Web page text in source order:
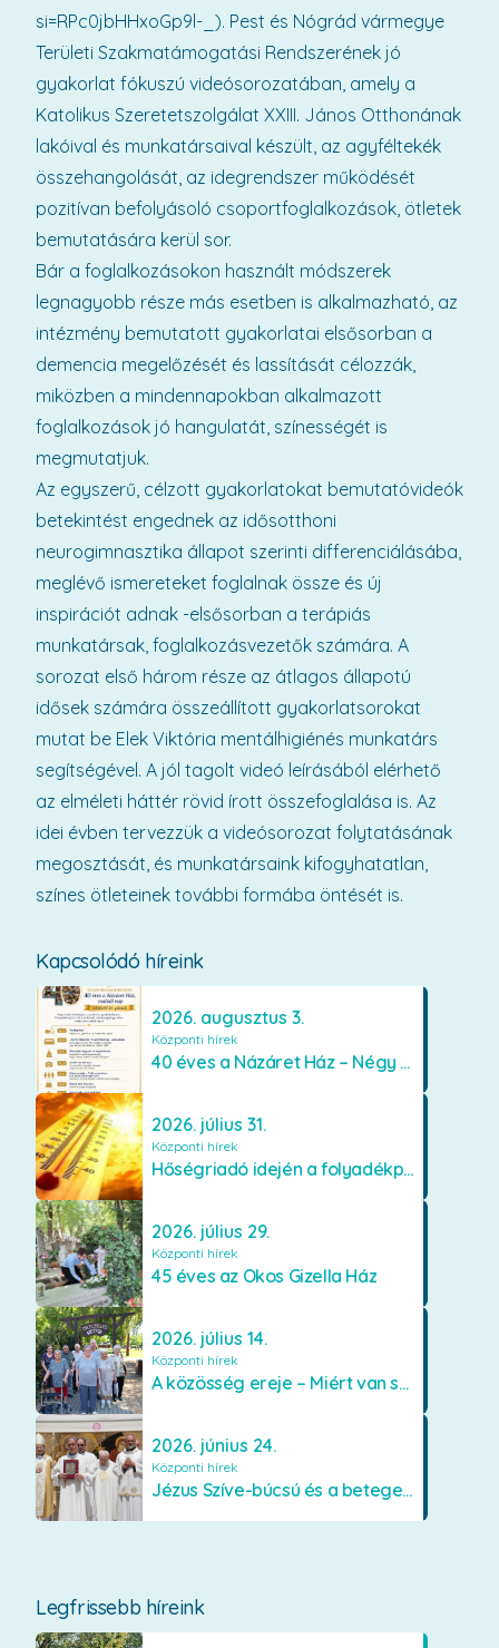
Kapcsolódó híreink
2026. augusztus 3.
Központi hírek
40 éves a Názáret Ház – Négy évtized szeretetben és gondoskodásban
2026. július 31.
Központi hírek
Hőségriadó idején a folyadékpótlás életet menthet
2026. július 29.
Központi hírek
45 éves az Okos Gizella Ház
2026. július 14.
Központi hírek
A közösség ereje – Miért van szükségünk egymásra?
2026. június 24.
Központi hírek
Jézus Szíve-búcsú és a betegek kenetének közösségi kiszolgáltatása Mátraverebély-Szentkúton
Legfrissebb híreink
si=RPc0jbHHxoGp9l-_). Pest és Nógrád vármegye
Területi Szakmatámogatási Rendszerének jó
gyakorlat fókuszú videósorozatában, amely a
Katolikus Szeretetszolgálat XXIII. János Otthonának
lakóival és munkatársaival készült, az agyféltekék
összehangolását, az idegrendszer működését
pozitívan befolyásoló csoportfoglalkozások, ötletek
bemutatására kerül sor.
Bár a foglalkozásokon használt módszerek
legnagyobb része más esetben is alkalmazható, az
intézmény bemutatott gyakorlatai elsősorban a
demencia megelőzését és lassítását célozzák,
miközben a mindennapokban alkalmazott
foglalkozások jó hangulatát, színességét is
megmutatjuk.
Az egyszerű, célzott gyakorlatokat bemutatóvideók
betekintést engednek az idősotthoni
neurogimnasztika állapot szerinti differenciálásába,
meglévő ismereteket foglalnak össze és új
inspirációt adnak -elsősorban a terápiás
munkatársak, foglalkozásvezetők számára. A
sorozat első három része az átlagos állapotú
idősek számára összeállított gyakorlatsorokat
mutat be Elek Viktória mentálhigiénés munkatárs
segítségével. A jól tagolt videó leírásából elérhető
az elméleti háttér rövid írott összefoglalása is. Az
idei évben tervezzük a videósorozat folytatásának
megosztását, és munkatársaink kifogyhatatlan,
színes ötleteinek további formába öntését is.